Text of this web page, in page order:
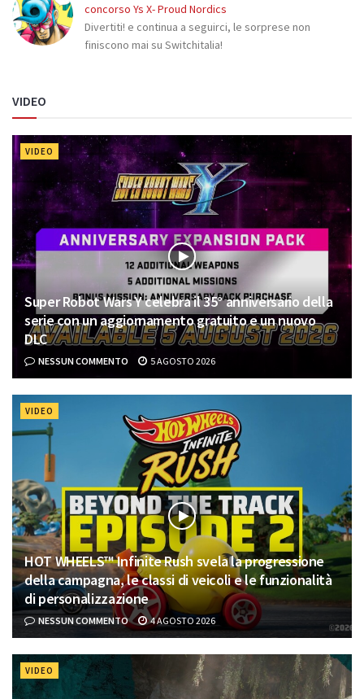
concorso Ys X- Proud Nordics
Divertiti! e continua a seguirci, le sorprese non
finiscono mai su Switchitalia!
VIDEO
VIDEO
Super Robot Wars Y celebra il 35° anniversario della
serie con un aggiornamento gratuito e un nuovo
DLC
NESSUN COMMENTO 5 AGOSTO 2026
VIDEO
HOT WHEELS™ Infinite Rush svela la progressione
della campagna, le classi di veicoli e le funzionalità
di personalizzazione
NESSUN COMMENTO 4 AGOSTO 2026
VIDEO